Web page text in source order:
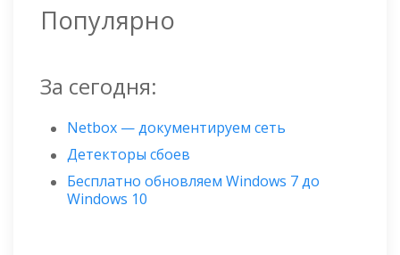
Популярно
За сегодня:
Netbox — документируем сеть
Детекторы сбоев
Бесплатно обновляем Windows 7 до
Windows 10